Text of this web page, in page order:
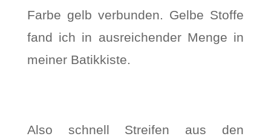
Farbe gelb verbunden. Gelbe Stoffe
fand ich in ausreichender Menge in
meiner Batikkiste.
Also schnell Streifen aus den